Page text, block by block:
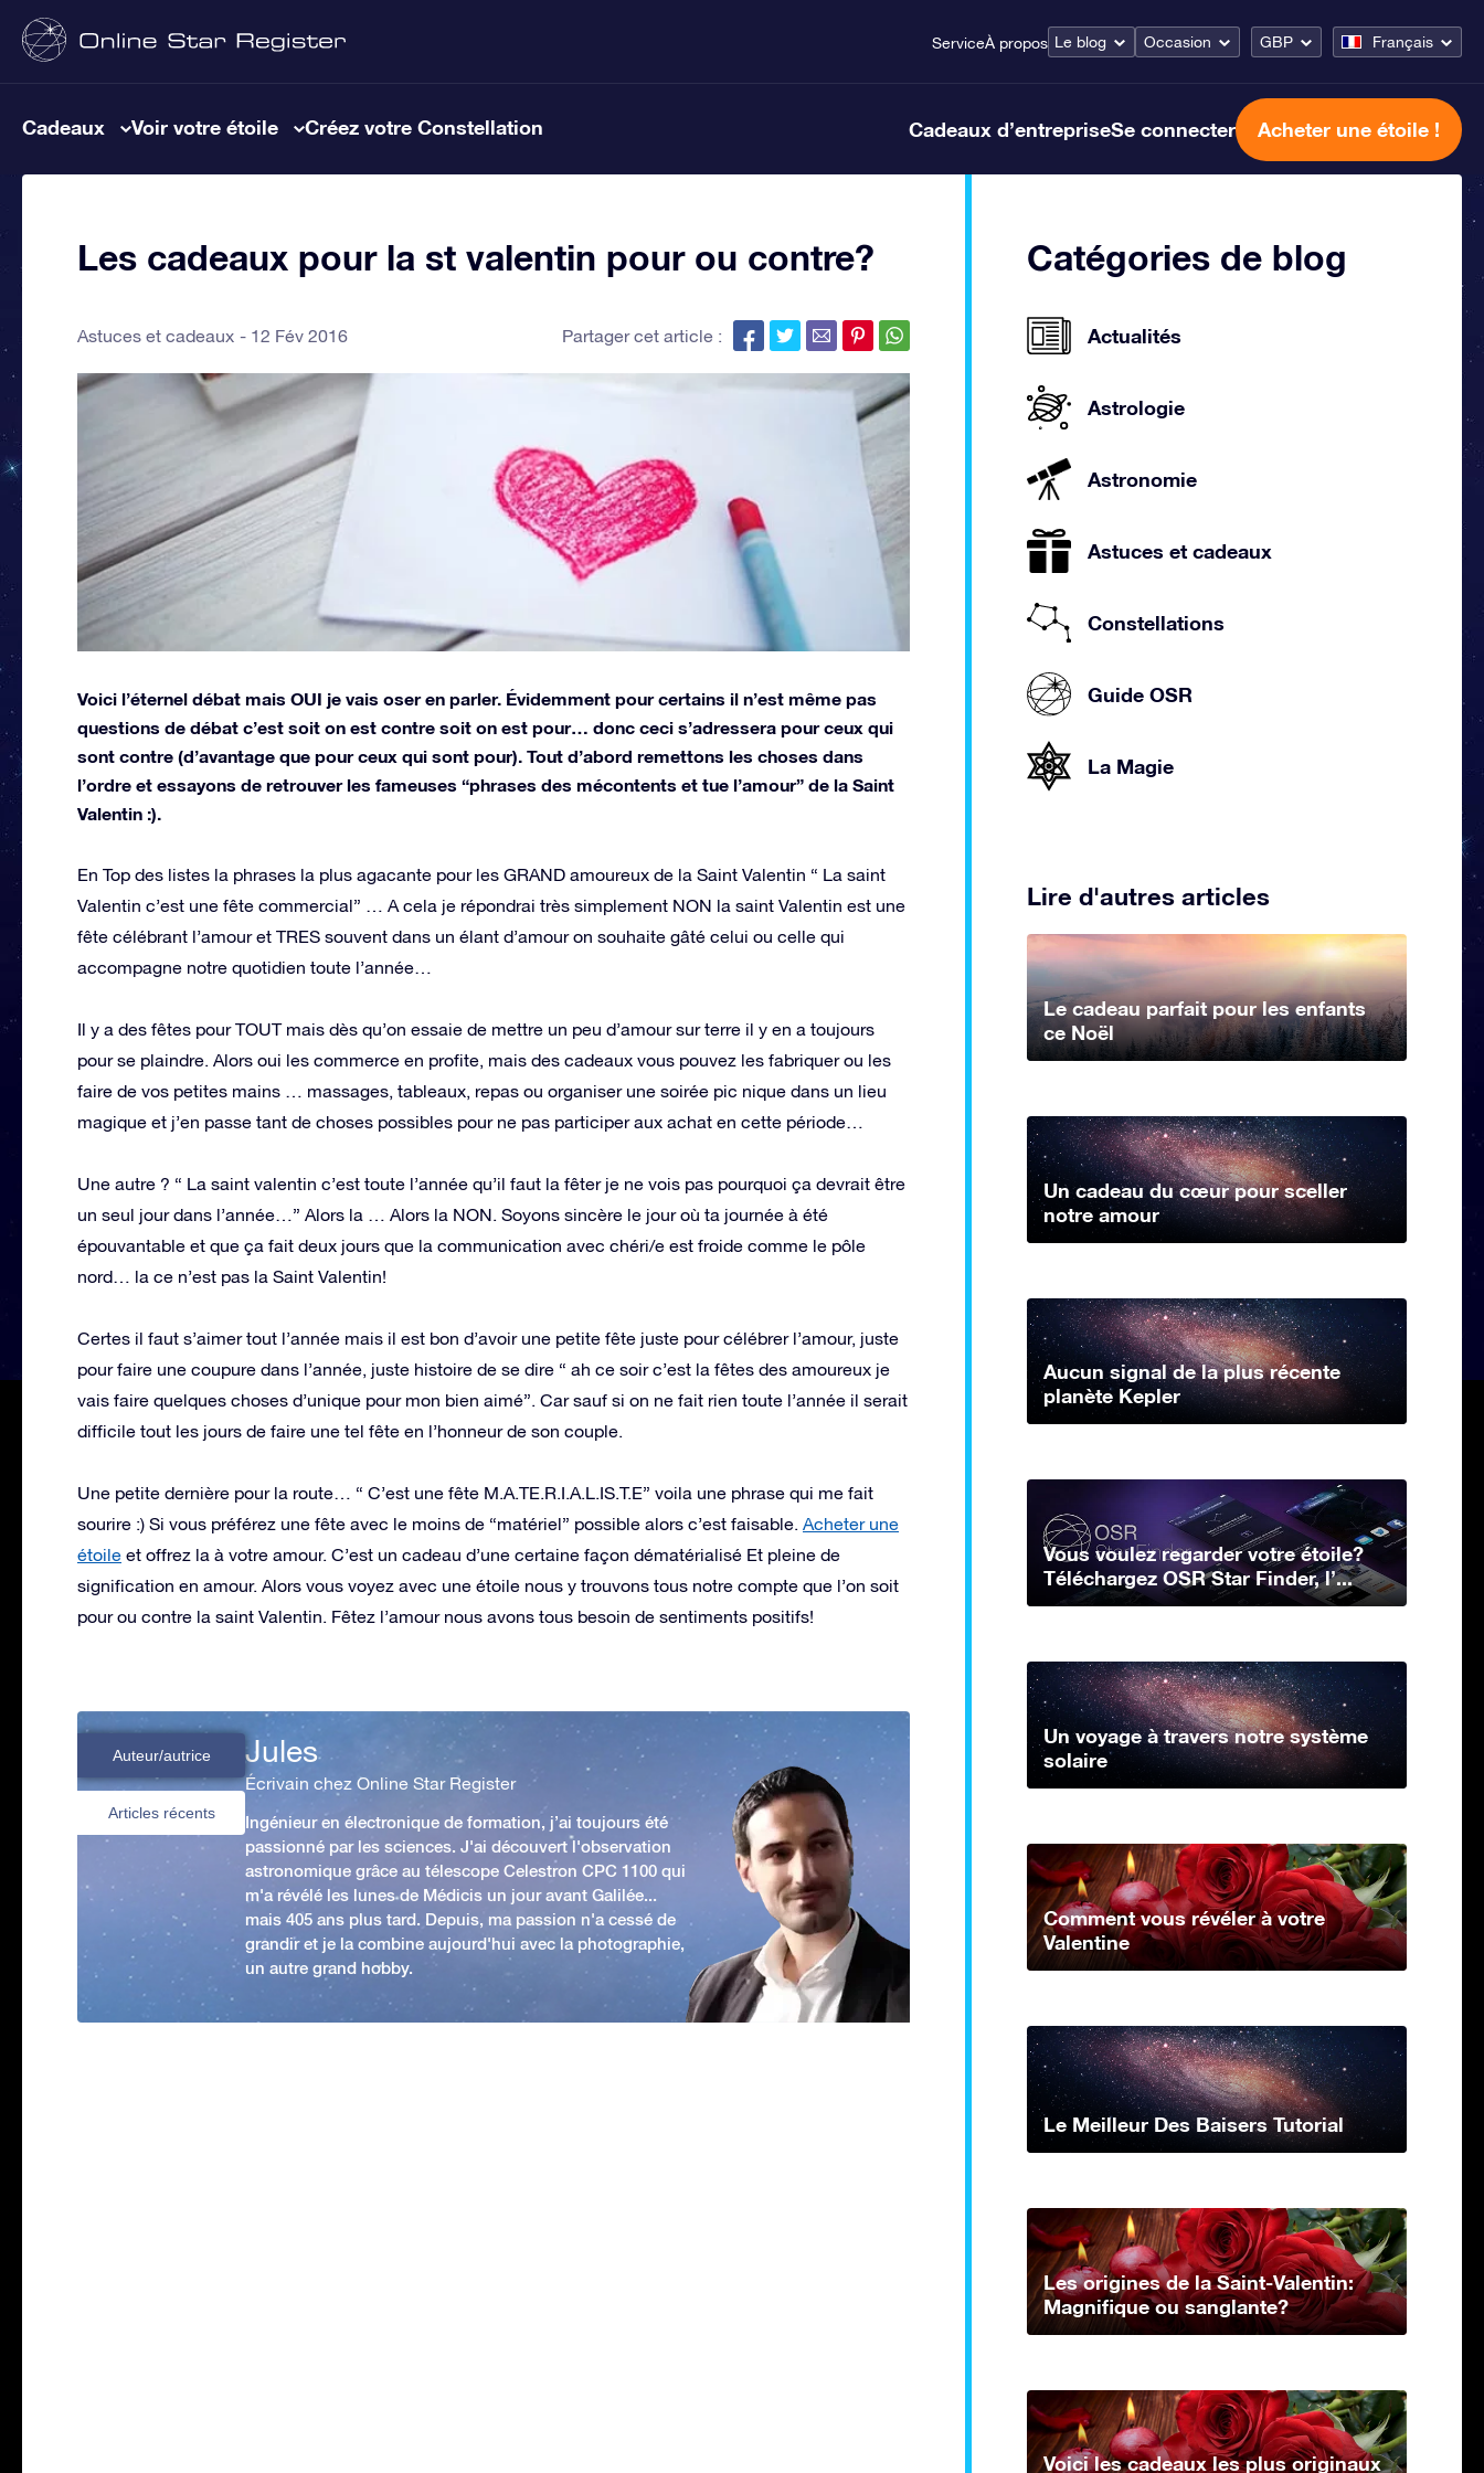
ServiceÀ propos Le blog Occasion GBP Français
Cadeaux Voir votre étoile Créez votre Constellation Cadeaux d’entrepriseSe connecter Acheter une étoile !
Les cadeaux pour la st valentin pour ou contre?
Astuces et cadeaux 12 Fév 2016 Partager cet article :
Voici l’éternel débat mais OUI je vais oser en parler. Évidemment pour certains il n’est même pas
questions de débat c’est soit on est contre soit on est pour… donc ceci s’adressera pour ceux qui
sont contre (d’avantage que pour ceux qui sont pour). Tout d’abord remettons les choses dans
l’ordre et essayons de retrouver les fameuses “phrases des mécontents et tue l’amour” de la Saint
Valentin :).
En Top des listes la phrases la plus agacante pour les GRAND amoureux de la Saint Valentin “ La saint
Valentin c’est une fête commercial” … A cela je répondrai très simplement NON la saint Valentin est une
fête célébrant l’amour et TRES souvent dans un élant d’amour on souhaite gâté celui ou celle qui
accompagne notre quotidien toute l’année…
Il y a des fêtes pour TOUT mais dès qu’on essaie de mettre un peu d’amour sur terre il y en a toujours
pour se plaindre. Alors oui les commerce en profite, mais des cadeaux vous pouvez les fabriquer ou les
faire de vos petites mains … massages, tableaux, repas ou organiser une soirée pic nique dans un lieu
magique et j’en passe tant de choses possibles pour ne pas participer aux achat en cette période…
Une autre ? “ La saint valentin c’est toute l’année qu’il faut la fêter je ne vois pas pourquoi ça devrait être
un seul jour dans l’année…” Alors la … Alors la NON. Soyons sincère le jour où ta journée à été
épouvantable et que ça fait deux jours que la communication avec chéri/e est froide comme le pôle
nord… la ce n’est pas la Saint Valentin!
Certes il faut s’aimer tout l’année mais il est bon d’avoir une petite fête juste pour célébrer l’amour, juste
pour faire une coupure dans l’année, juste histoire de se dire “ ah ce soir c’est la fêtes des amoureux je
vais faire quelques choses d’unique pour mon bien aimé”. Car sauf si on ne fait rien toute l’année il serait
difficile tout les jours de faire une tel fête en l’honneur de son couple.
Une petite dernière pour la route… “ C’est une fête M.A.TE.R.I.A.L.IS.T.E” voila une phrase qui me fait
sourire :) Si vous préférez une fête avec le moins de “matériel” possible alors c’est faisable. Acheter une
étoile et offrez la à votre amour. C’est un cadeau d’une certaine façon dématérialisé Et pleine de
signification en amour. Alors vous voyez avec une étoile nous y trouvons tous notre compte que l’on soit
pour ou contre la saint Valentin. Fêtez l’amour nous avons tous besoin de sentiments positifs!
Auteur/autrice
Articles récents
Jules
Écrivain chez Online Star Register
Ingénieur en électronique de formation, j’ai toujours été
passionné par les sciences. J'ai découvert l'observation
astronomique grâce au télescope Celestron CPC 1100 qui
m'a révélé les lunes de Médicis un jour avant Galilée...
mais 405 ans plus tard. Depuis, ma passion n'a cessé de
grandir et je la combine aujourd'hui avec la photographie,
un autre grand hobby.
Catégories de blog
Actualités
Astrologie
Astronomie
Astuces et cadeaux
Constellations
Guide OSR
La Magie
Lire d'autres articles
Le cadeau parfait pour les enfants
ce Noël
Un cadeau du cœur pour sceller
notre amour
Aucun signal de la plus récente
planète Kepler
Vous voulez regarder votre étoile?
Téléchargez OSR Star Finder, l’...
Un voyage à travers notre système
solaire
Comment vous révéler à votre
Valentine
Le Meilleur Des Baisers Tutorial
Les origines de la Saint-Valentin:
Magnifique ou sanglante?
Voici les cadeaux les plus originaux